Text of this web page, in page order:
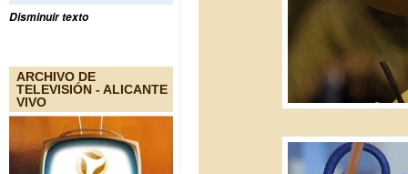
Disminuir texto
ARCHIVO DE
TELEVISIÓN - ALICANTE
VIVO